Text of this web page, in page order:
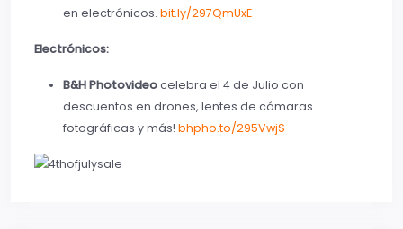
en electrónicos. bit.ly/297QmUxE
Electrónicos:
B&H Photovideocelebra el 4 de Julio con
descuentos en drones, lentes de cámaras
fotográficas y más! bhpho.to/295VwjS